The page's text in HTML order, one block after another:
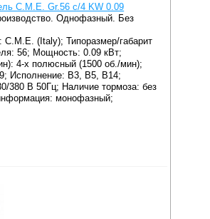
C.M.E. Gr.56 c/4 KW 0.09
Однофазный. Без
C.M.E. (Italy); Типоразмер/габарит
56; Мощность: 0.09 кВт;
4-х полюсный (1500 об./мин);
Исполнение: B3, B5, B14;
380 В 50Гц; Наличие тормоза: без
монофазный;